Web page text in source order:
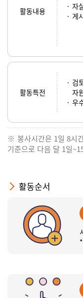
활동내용
자
게
활동특전
검
자
우
봉사시간은 1일 8시
기준으로 다음 달 1일
활동순서